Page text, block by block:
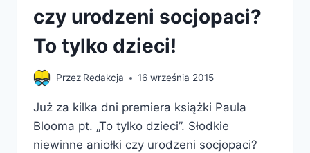
czy urodzeni socjopaci?
To tylko dzieci!
Przez Redakcja 16 września 2015
Już za kilka dni premiera książki Paula
Blooma pt. „To tylko dzieci”. Słodkie
niewinne aniołki czy urodzeni socjopaci?